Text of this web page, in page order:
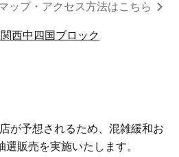
ップ・アクセス方法はこちら
西中四国ブロック
が予想されるため、混雑緩和お
販売を実施いたします。